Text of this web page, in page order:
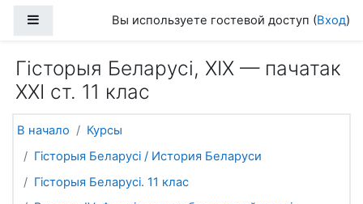
Боковая панельВы используете гостевой доступ (Вход)
Гісторыя Беларусі, XIX — пачатак
XXI ст. 11 клас
В начало
Курсы
Гісторыя Беларусі / История Беларуси
Гісторыя Беларусі. 11 клас